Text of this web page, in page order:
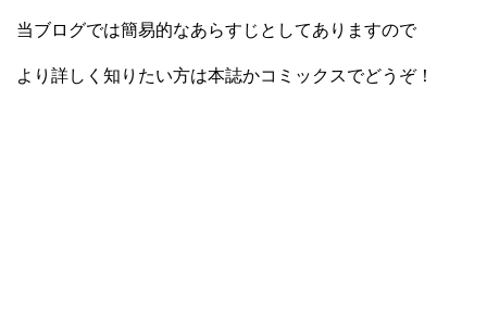
当ブログでは簡易的なあらすじとしてありますので
より詳しく知りたい方は本誌かコミックスでどうぞ！